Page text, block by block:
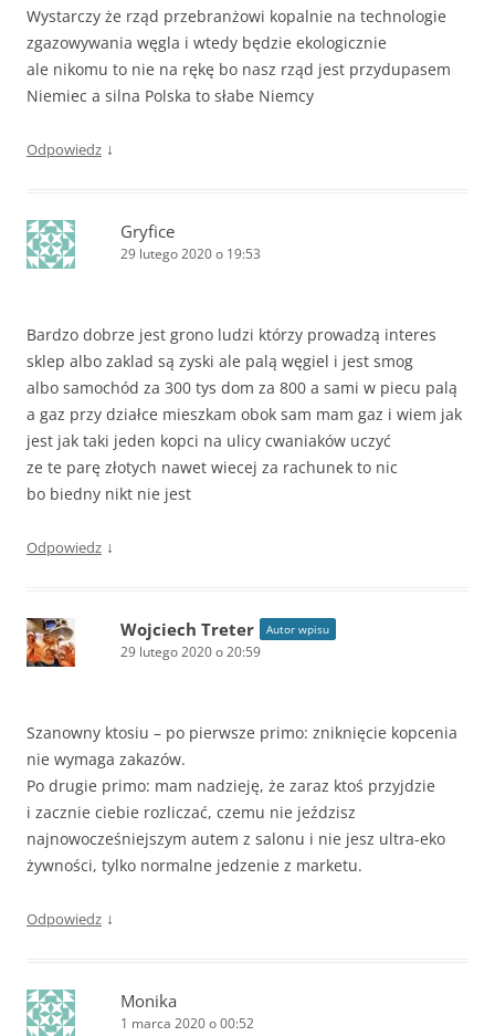
Wystarczy że rząd przebranżowi kopalnie na technologie
zgazowywania węgla i wtedy będzie ekologicznie
ale nikomu to nie na rękę bo nasz rząd jest przydupasem
Niemiec a silna Polska to słabe Niemcy
Odpowiedz ↓
Gryfice
29 lutego 2020 o 19:53
Bardzo dobrze jest grono ludzi którzy prowadzą interes
sklep albo zaklad są zyski ale palą węgiel i jest smog
albo samochód za 300 tys dom za 800 a sami w piecu palą
a gaz przy działce mieszkam obok sam mam gaz i wiem jak
jest jak taki jeden kopci na ulicy cwaniaków uczyć
ze te parę złotych nawet wiecej za rachunek to nic
bo biedny nikt nie jest
Odpowiedz ↓
Wojciech Treter Autor wpisu
29 lutego 2020 o 20:59
Szanowny ktosiu – po pierwsze primo: zniknięcie kopcenia
nie wymaga zakazów.
Po drugie primo: mam nadzieję, że zaraz ktoś przyjdzie
i zacznie ciebie rozliczać, czemu nie jeździsz
najnowocześniejszym autem z salonu i nie jesz ultra-eko
żywności, tylko normalne jedzenie z marketu.
Odpowiedz ↓
Monika
1 marca 2020 o 00:52